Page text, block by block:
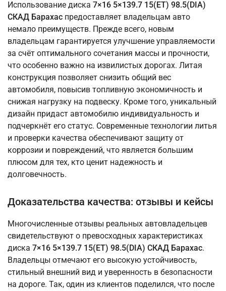
Использование диска 7×16 5×139.7 15(ET) 98.5(DIA)
СКАД Барахас предоставляет владельцам авто
немало преимуществ. Прежде всего, новым
владельцам гарантируется улучшение управляемости
за счёт оптимального сочетания массы и прочности,
что особенно важно на извилистых дорогах. Литая
конструкция позволяет снизить общий вес
автомобиля, повысив топливную экономичность и
снижая нагрузку на подвеску. Кроме того, уникальный
дизайн придаст автомобилю индивидуальность и
подчеркнёт его статус. Современные технологии литья
и проверки качества обеспечивают защиту от
коррозии и повреждений, что является большим
плюсом для тех, кто ценит надежность и
долговечность.
Доказательства качества: отзывы и кейсы
Многочисленные отзывы реальных автовладельцев
свидетельствуют о превосходных характеристиках
диска 7×16 5×139.7 15(ET) 98.5(DIA) СКАД Барахас.
Владельцы отмечают его высокую устойчивость,
стильный внешний вид и уверенность в безопасности
на дороге. Так, один из клиентов поделился, что после